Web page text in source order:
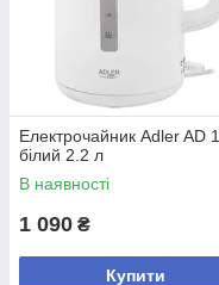
Електрочайник Adler AD
білий 2.2 л
В наявності
1 090 ₴
Купити